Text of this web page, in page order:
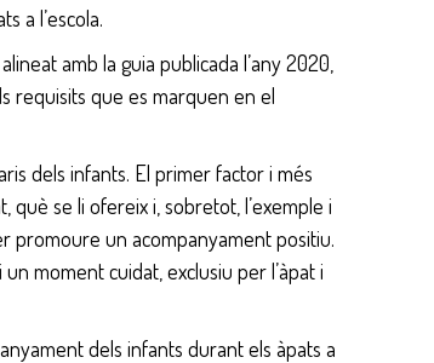
a l’escola.
amb la guia publicada l’any 2020,
requisits que es marquen en el
dels infants. El primer factor i més
què se li ofereix i, sobretot, l’exemple i
promoure un acompanyament positiu.
moment cuidat, exclusiu per l’àpat i
dels infants durant els àpats a